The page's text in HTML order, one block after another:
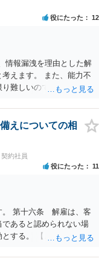
はあまりありません。
当たりません。 つまり
題ではなく、上記、顧
の書面も、矛盾だらけの
ダメです。担当役員の
トーリー性もありませ
として矛盾がないよう
を伴うからです。
す。 ご質問者様のイメ
そ」、客観性・合理性
認められるハードルは
足で解雇するときは、
わたる注意・指導・教
などをしっかり記録し
めて高いです。
役にたった 12
情報漏洩を理由とした解
えます。 また、能力不
難しいのではないかと
えについての相
約社員
役にたった 11
。 第十六条 解雇は、客
あると認められない場
する。 【ご質問１に対
したのかによっては、